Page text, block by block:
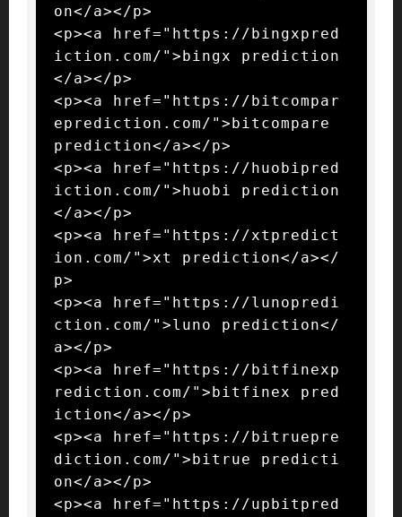
on</a></p>
<p><a href="https://bingxpred
iction.com/">bingx prediction
</a></p>
<p><a href="https://bitcompar
eprediction.com/">bitcompare
prediction</a></p>
<p><a href="https://huobipred
iction.com/">huobi prediction
</a></p>
<p><a href="https://xtpredict
ion.com/">xt prediction</a></
p>
<p><a href="https://lunopredi
ction.com/">luno prediction</
a></p>
<p><a href="https://bitfinexp
rediction.com/">bitfinex pred
iction</a></p>
<p><a href="https://bitruepre
diction.com/">bitrue predicti
on</a></p>
<p><a href="https://upbitpred